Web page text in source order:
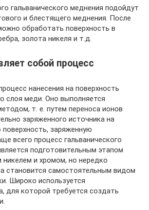
гальванического меднения подойдут
и блестящего меднения. После
обработать поверхность в
золота никеля и т.д.
собой процесс
нанесения на поверхность
слоя меди. Оно выполняется
т. е. путем переноса ионов
заряженного источника на
заряженную
всего процесс гальванического
подготовительным этапом
и хромом, но нередко
становится самостоятельным видом
Широко используется
для которой требуется создать